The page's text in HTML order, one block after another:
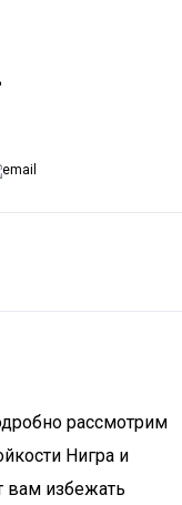
рассмотрим
Нигра и
вам избежать